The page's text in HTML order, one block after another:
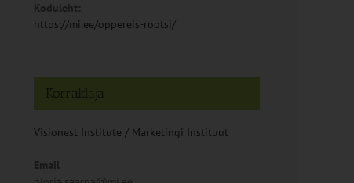
Koduleht:
https://mi.ee/oppereis-rootsi/
Korraldaja
Visionest Institute / Marketingi Instituut
Email